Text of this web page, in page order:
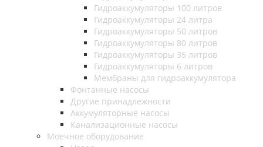
Гидроаккумуляторы 100 литров
Гидроаккумуляторы 24 литра
Гидроаккумуляторы 50 литров
Гидроаккумуляторы 80 литров
Гидроаккумуляторы 35 литров
Гидроаккумуляторы 6 литров
Мембраны для гидроаккумулятора
Фонтанные насосы
Другие принадлежности
Аккумуляторные насосы
Канализационные насосы
Моечное оборудование